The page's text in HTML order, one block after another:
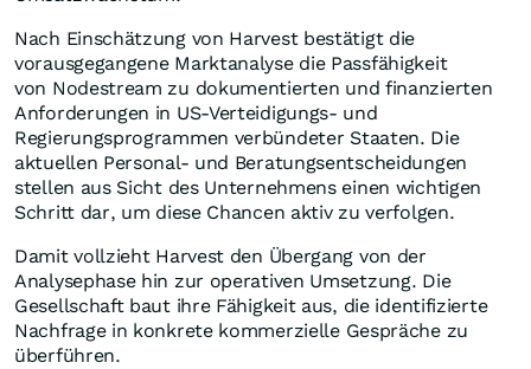
Nach Einschätzung von Harvest bestätigt die
vorausgegangene Marktanalyse die Passfähigkeit
von Nodestream zu dokumentierten und finanzierten
Anforderungen in US-Verteidigungs- und
Regierungsprogrammen verbündeter Staaten. Die
aktuellen Personal- und Beratungsentscheidungen
stellen aus Sicht des Unternehmens einen wichtigen
Schritt dar, um diese Chancen aktiv zu verfolgen.
Damit vollzieht Harvest den Übergang von der
Analysephase hin zur operativen Umsetzung. Die
Gesellschaft baut ihre Fähigkeit aus, die identifizierte
Nachfrage in konkrete kommerzielle Gespräche zu
überführen.